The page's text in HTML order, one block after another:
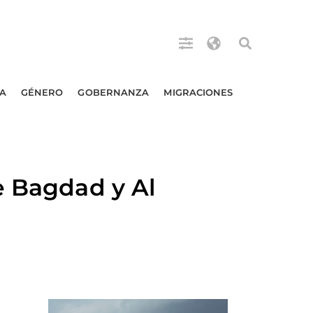
GÉNERO GOBERNANZA MIGRACIONES
Bagdad y Al